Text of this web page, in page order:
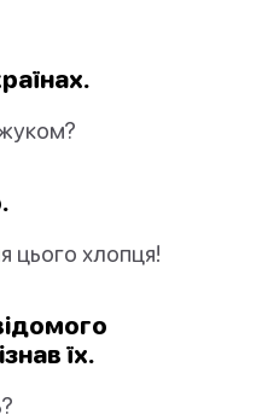
цього хлопця!
їх.